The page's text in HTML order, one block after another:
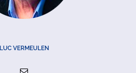
LUC VERMEULEN